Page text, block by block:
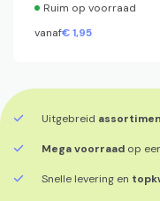
Ruim op voorraad
vanaf€1,95
Uitgebreid
Mega voorraad op
Snelle levering en